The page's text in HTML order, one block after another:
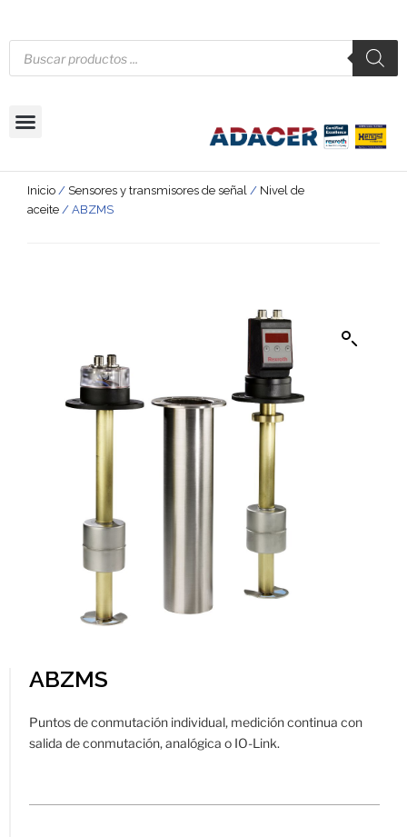
Inicio / Sensores y transmisores de señal / Nivel de
aceite / ABZMS
ABZMS
Puntos de conmutación individual, medición continua con
salida de conmutación, analógica o IO-Link.